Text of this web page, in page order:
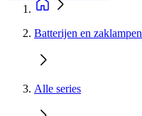
Batterijen en zaklampen
Alle series